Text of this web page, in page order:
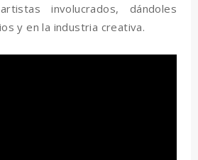
involucrados, dándoles
y en la industria creativa.